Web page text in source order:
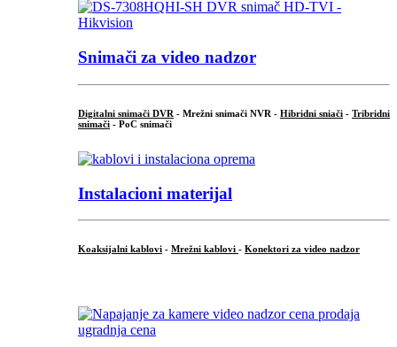
Snimači za video nadzor
Digitalni snimači DVR - Mrežni snimači NVR - Hibridni sniači - Tribridni
snimači - PoC snimači
Instalacioni materijal
Koaksijalni kablovi - Mrežni kablovi - Konektori za video nadzor